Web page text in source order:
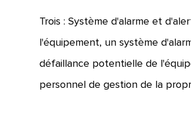
Trois : Système d'alarme et
l'équipement, un système
défaillance potentielle de
personnel de gestion de la